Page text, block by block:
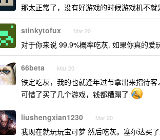
那太正常了，没有好游戏的时候游戏机不就
stinkytofux Mar 20
对于你来说 99.9%概率吃灰. 如果你真的爱
66beta Mar 20
铁定吃灰，我的也就逢年过节拿出来招待
可惜了买了几个游戏，钱都糟蹋了
liushengxian1230 Mar 20
我现在就玩玩宝可梦 然后吃灰。塞尔达买